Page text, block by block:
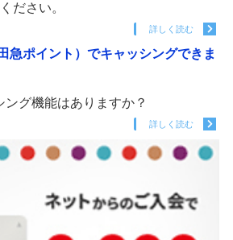
ださい。
詳しく読む
急ポイント）でキャッシングできま
グ機能はありますか？
詳しく読む